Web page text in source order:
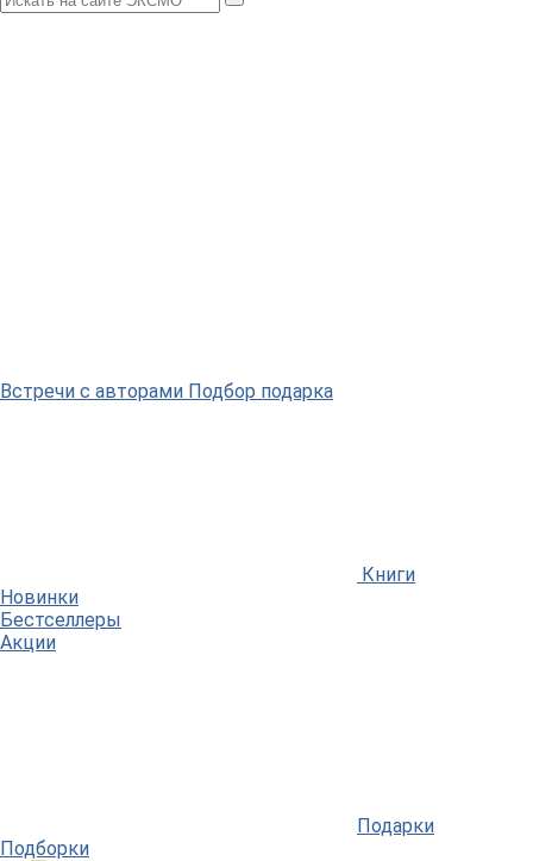
Встречи с авторами Подбор подарка
Книги
Новинки
Бестселлеры
Акции
Подарки
Подборки